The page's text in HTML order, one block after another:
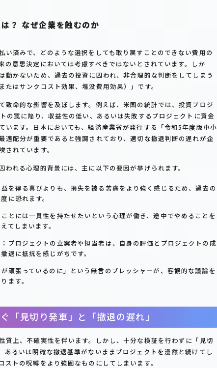
？ なぜ企業を蝕むのか
い済みで、どのような選択をしても取り戻すことのできない費用の
の意思決定においては考慮すべきではないとされています。しか
動かないため、過去の投資に囚われ、非合理的な判断をしてしまう
たはサンクコスト効果、埋没費用効果）」です。
致命的な影響を及ぼします。例えば、米国の統計では、投資プロジ
の罠に陥り、収益性の低い、あるいは失敗するプロジェクトに資金
います。日本においても、経済産業省が発行する「令和5年度版中小
適配分が重要であると強調されており、適切な撤退判断の遅れが企
れています。
われる心理的背景には、主に以下の要因が挙げられます。
を得る喜びよりも、損失を被る苦痛をより強く感じるため、過去の
に恐れます。
とには一貫性を持たせたいという心理が働き、途中でやめることを
てしまいます。
プロジェクトの立案者や担当者は、自身の評価とプロジェクトの成
退に抵抗を感じがちです。
が頑張っているのに」という無言のプレッシャーが、客観的な議論を
ます。
「見切り発車」と「撤退の遅れ」
質上、不確実性を伴います。しかし、十分な検証を行わずに「見切
あるいは明確な撤退基準がないままプロジェクトを漫然と続けてし
ストの呪縛をより強固なものにしてしまいます。